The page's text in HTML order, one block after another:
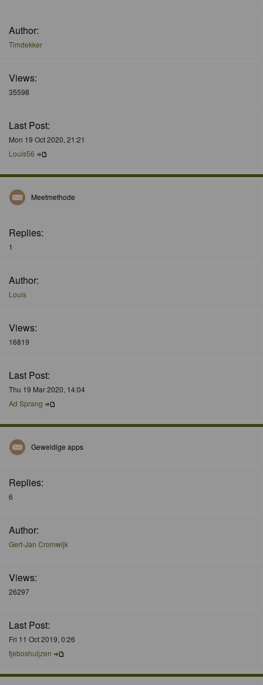
Author:
Timdekker
Views:
35598
Last Post:
Mon 19 Oct 2020, 21:21
Louis56
Meetmethode
Replies:
1
Author:
Louis
Views:
16819
Last Post:
Thu 19 Mar 2020, 14:04
Ad Sprang
Geweldige apps
Replies:
6
Author:
Gert-Jan Cromwijk
Views:
26297
Last Post:
Fri 11 Oct 2019, 0:26
fjeboshuijzen